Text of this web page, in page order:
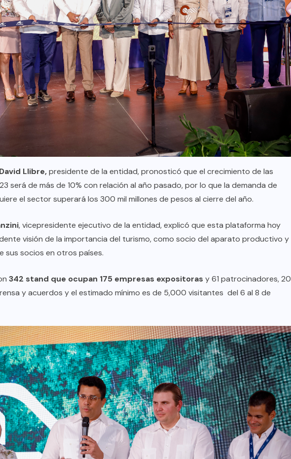
David Llibre,presidente de la entidad, pronosticó que el crecimiento de las
será de más de 10% con relación al año pasado, por lo que la demanda de
el sector superará los 300 mil millones de pesos al cierre del año.
, vicepresidente ejecutivo de la entidad, explicó que esta plataforma hoy
visión de la importancia del turismo, como socio del aparato productivo y
sus socios en otros países.
342 stand que ocupan 175 empresas expositoras y 61 patrocinadores, 20
y acuerdos y el estimado mínimo es de 5,000 visitantes del 6 al 8 de
INTERNACIONAL
TURISTICO
con
2026
COLABORADORES MÉXICO
NOTICIAS
EL FIN DEL MILAGRO BOHEMIO:
TULUM EN BANCARROTA
TURÍSTICA POR ABUSOS Y FALTA
DE PLANEACIÓN
JUNIO 24, 2026